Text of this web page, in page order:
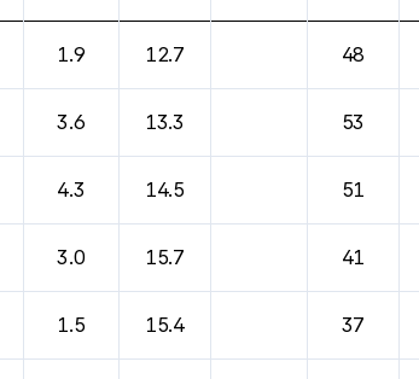
1.9 12.7 48
3.6 13.3 53
4.3 14.5 51
3.0 15.7 41
1.5 15.4 37